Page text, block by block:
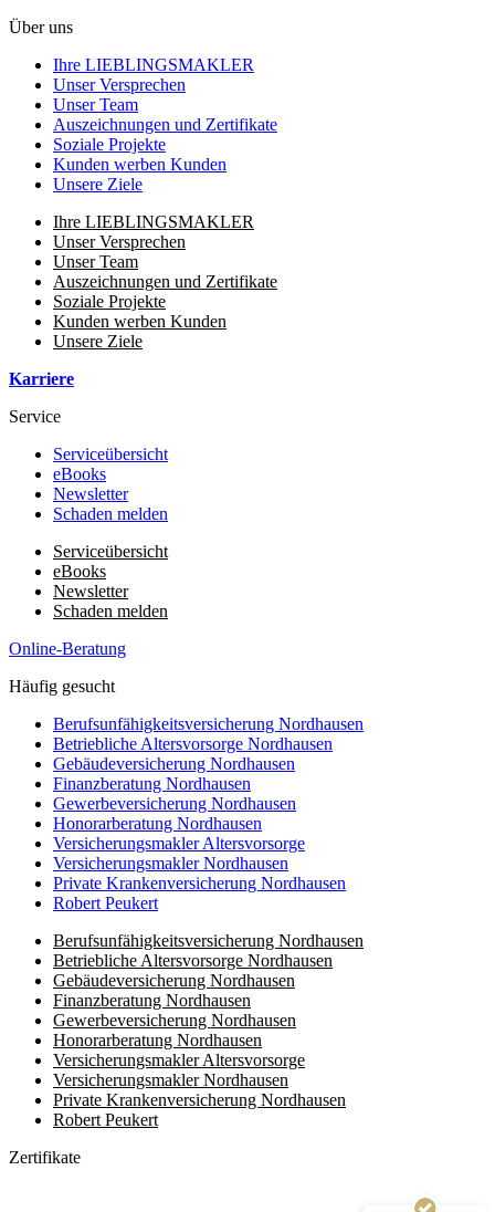
Über uns
Ihre LIEBLINGSMAKLER
Unser Versprechen
Unser Team
Auszeichnungen und Zertifikate
Soziale Projekte
Kunden werben Kunden
Unsere Ziele
Ihre LIEBLINGSMAKLER
Unser Versprechen
Unser Team
Auszeichnungen und Zertifikate
Soziale Projekte
Kunden werben Kunden
Unsere Ziele
Karriere
Service
Serviceübersicht
eBooks
Newsletter
Schaden melden
Serviceübersicht
eBooks
Newsletter
Schaden melden
Online-Beratung
Häufig gesucht
Berufsunfähigkeitsversicherung Nordhausen
Betriebliche Altersvorsorge Nordhausen
Gebäudeversicherung Nordhausen
Finanzberatung Nordhausen
Gewerbeversicherung Nordhausen
Honorarberatung Nordhausen
Versicherungsmakler Altersvorsorge
Versicherungsmakler Nordhausen
Private Krankenversicherung Nordhausen
Robert Peukert
Berufsunfähigkeitsversicherung Nordhausen
Betriebliche Altersvorsorge Nordhausen
Gebäudeversicherung Nordhausen
Finanzberatung Nordhausen
Gewerbeversicherung Nordhausen
Honorarberatung Nordhausen
Versicherungsmakler Altersvorsorge
Versicherungsmakler Nordhausen
Private Krankenversicherung Nordhausen
Robert Peukert
Zertifikate
Kundenbewertungen und Erfahrungen zu
LIEBLINGSMAKLER GmbH & Co. KG
(8 Profile)